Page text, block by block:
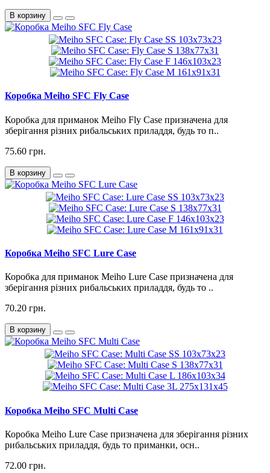
В корзину
Коробка Meiho SFC Fly Case
Коробка для приманок Meiho Fly Case призначена для
зберігання різних рибальських приладдя, будь то п..
75.60 грн.
В корзину
Коробка Meiho SFC Lure Case
Коробка для приманок Meiho Lure Case призначена для
зберігання різних рибальських приладдя, будь то ..
70.20 грн.
В корзину
Коробка Meiho SFC Multi Case
Коробка Meiho Lure Case призначена для зберігання різних
рибальських приладдя, будь то приманки, осн..
72.00 грн.